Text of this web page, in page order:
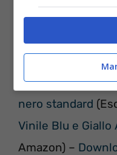
Audio CD–CD
nero standard
Vinile Blu e Giallo
Amazon) –